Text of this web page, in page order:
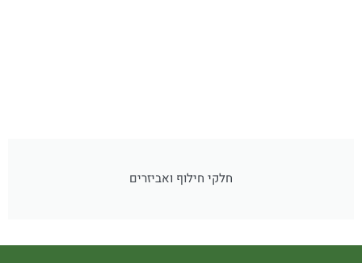
חלקי חילוף ואביזרים